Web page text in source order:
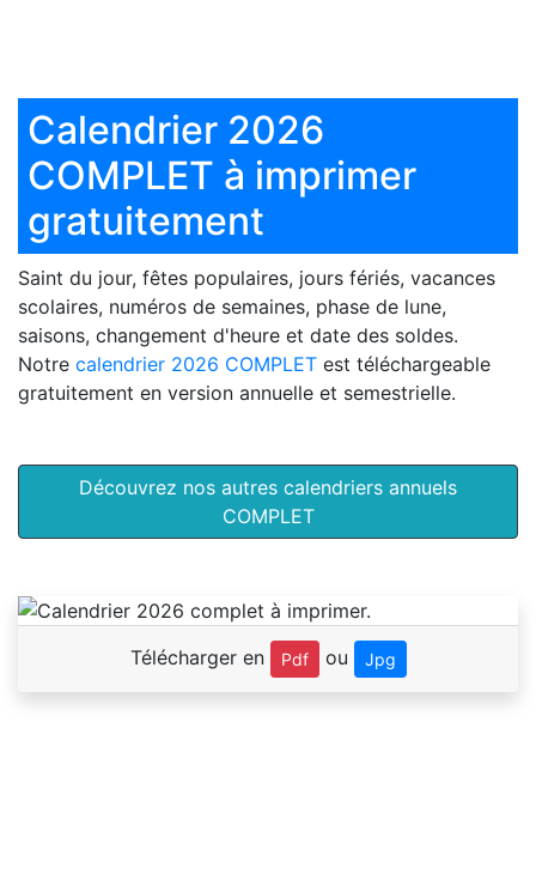
Calendrier 2026
COMPLET à imprimer
gratuitement
Saint du jour, fêtes populaires, jours fériés, vacances
scolaires, numéros de semaines, phase de lune,
saisons, changement d'heure et date des soldes.
Notre calendrier 2026 COMPLET est téléchargeable
gratuitement en version annuelle et semestrielle.
Découvrez nos autres calendriers annuels
COMPLET
Télécharger en Pdf ou Jpg